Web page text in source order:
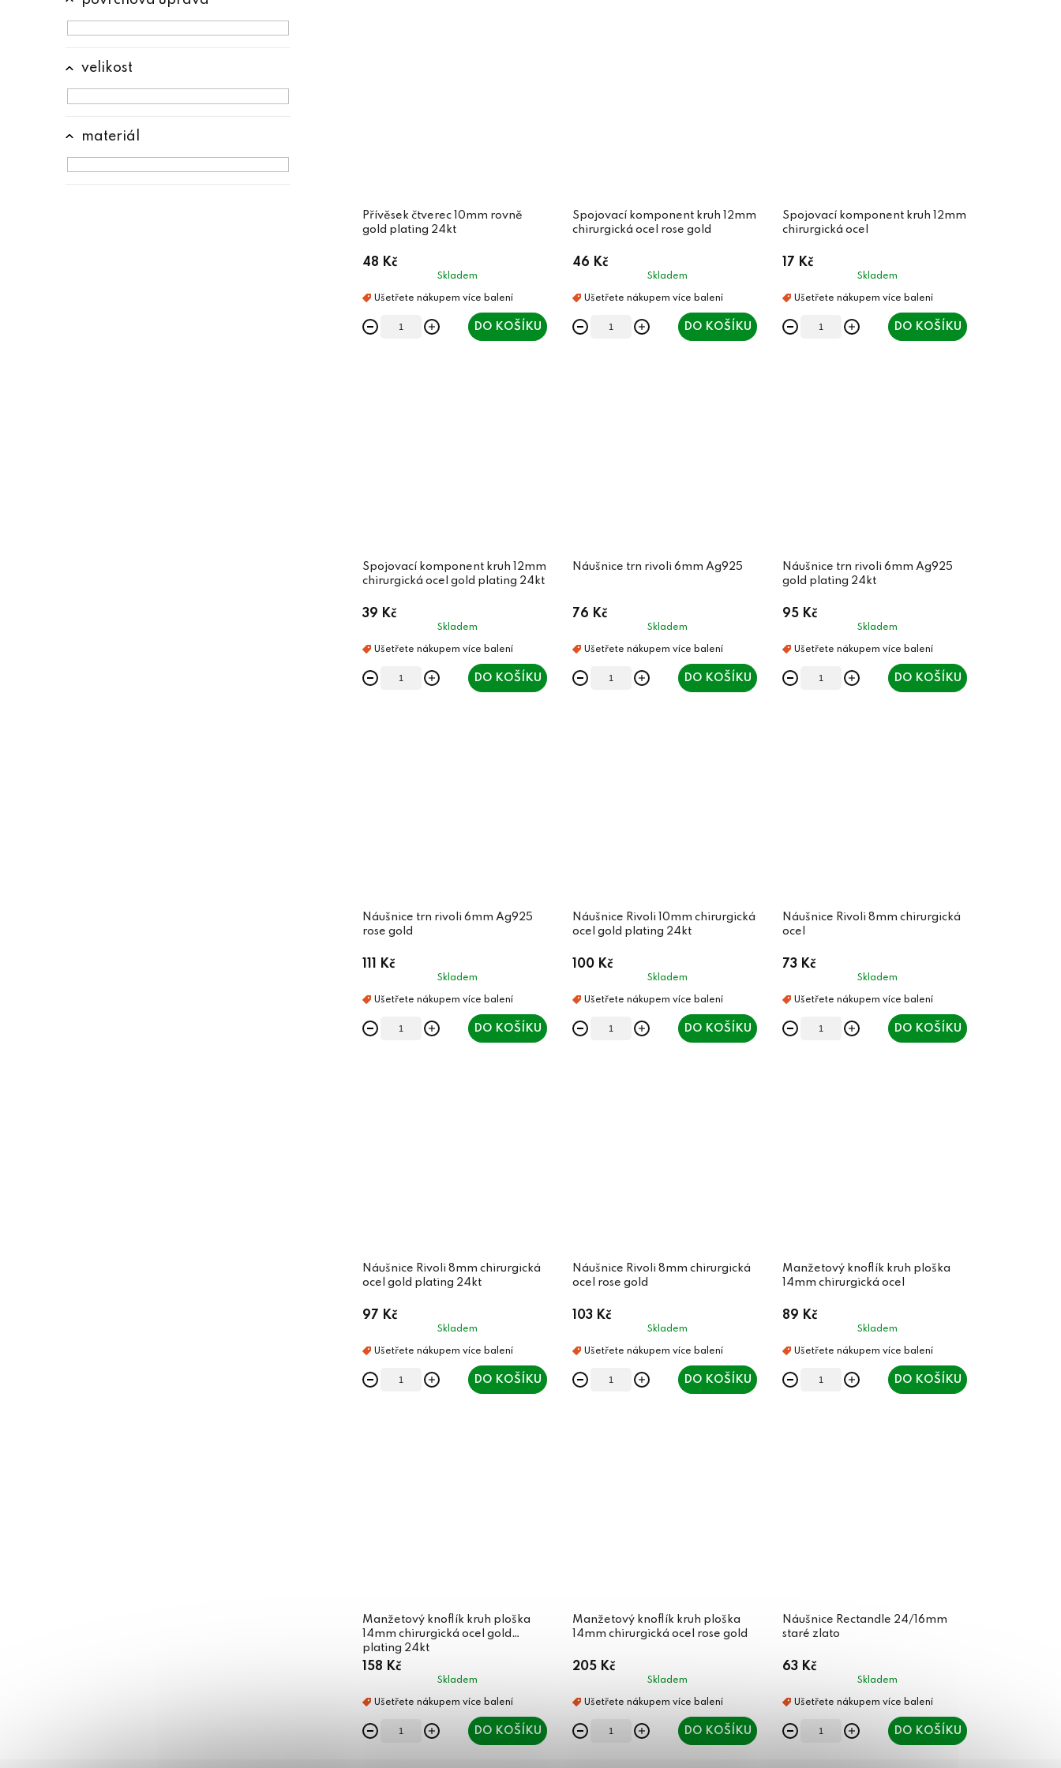
materiál
velikost
Přívěsek čtverec 10mm rovně
gold plating 24kt
48 Kč
Skladem
DO KOŠÍKU
Spojovací komponent kruh 12mm
chirurgická ocel rose gold
46 Kč
Skladem
DO KOŠÍKU
Spojovací komponent kruh 12mm
chirurgická ocel
17 Kč
Skladem
DO KOŠÍKU
Spojovací komponent kruh 12mm
chirurgická ocel gold plating 24kt
39 Kč
Skladem
DO KOŠÍKU
Náušnice trn rivoli 6mm Ag925
76 Kč
Skladem
DO KOŠÍKU
Náušnice trn rivoli 6mm Ag925
gold plating 24kt
95 Kč
Skladem
DO KOŠÍKU
Náušnice trn rivoli 6mm Ag925
rose gold
111 Kč
Skladem
DO KOŠÍKU
Náušnice Rivoli 10mm chirurgická
ocel gold plating 24kt
100 Kč
Skladem
DO KOŠÍKU
Náušnice Rivoli 8mm chirurgická
ocel
73 Kč
Skladem
DO KOŠÍKU
Náušnice Rivoli 8mm chirurgická
ocel gold plating 24kt
97 Kč
Skladem
DO KOŠÍKU
Náušnice Rivoli 8mm chirurgická
ocel rose gold
103 Kč
Skladem
DO KOŠÍKU
Manžetový knoflík kruh ploška
14mm chirurgická ocel
89 Kč
Skladem
DO KOŠÍKU
Manžetový knoflík kruh ploška
14mm chirurgická ocel gold
plating 24kt
158 Kč
Skladem
DO KOŠÍKU
Manžetový knoflík kruh ploška
14mm chirurgická ocel rose gold
205 Kč
Skladem
DO KOŠÍKU
Náušnice Rectandle 24/16mm
staré zlato
63 Kč
Skladem
DO KOŠÍKU